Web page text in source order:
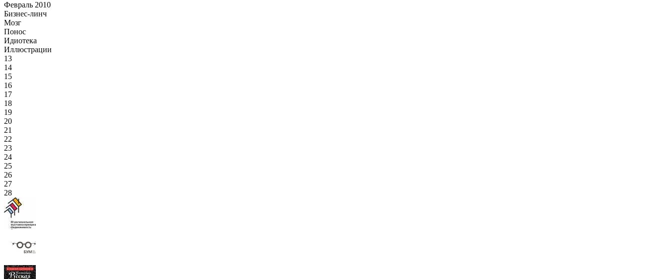
Февраль 2010
Бизнес-линч
Мозг
Понос
Идиотека
Иллюстрации
13
14
15
16
17
18
19
20
21
22
23
24
25
26
27
28